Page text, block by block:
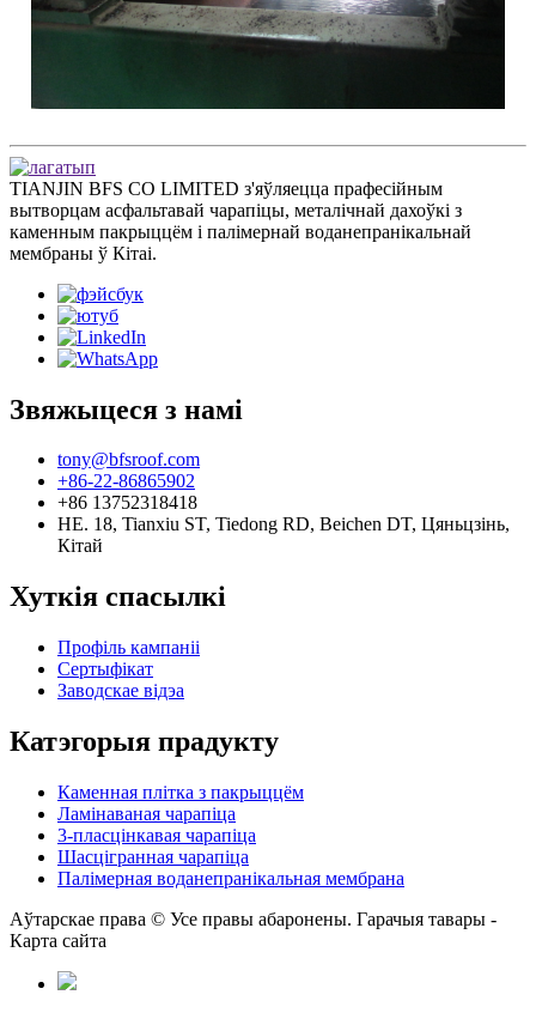
TIANJIN BFS CO LIMITED з'яўляецца прафесійным
вытворцам асфальтавай чарапіцы, металічнай дахоўкі з
каменным пакрыццём і палімернай воданепранікальнай
мембраны ў Кітаі.
Звяжыцеся з намі
tony@bfsroof.com
+86-22-86865902
+86 13752318418
НЕ. 18, Tianxiu ST, Tiedong RD, Beichen DT, Цяньцзінь,
Кітай
Хуткія спасылкі
Профіль кампаніі
Сертыфікат
Заводскае відэа
Катэгорыя прадукту
Каменная плітка з пакрыццём
Ламінаваная чарапіца
3-пласцінкавая чарапіца
Шасцігранная чарапіца
Палімерная воданепранікальная мембрана
Аўтарскае права © Усе правы абаронены. Гарачыя тавары -
Карта сайта